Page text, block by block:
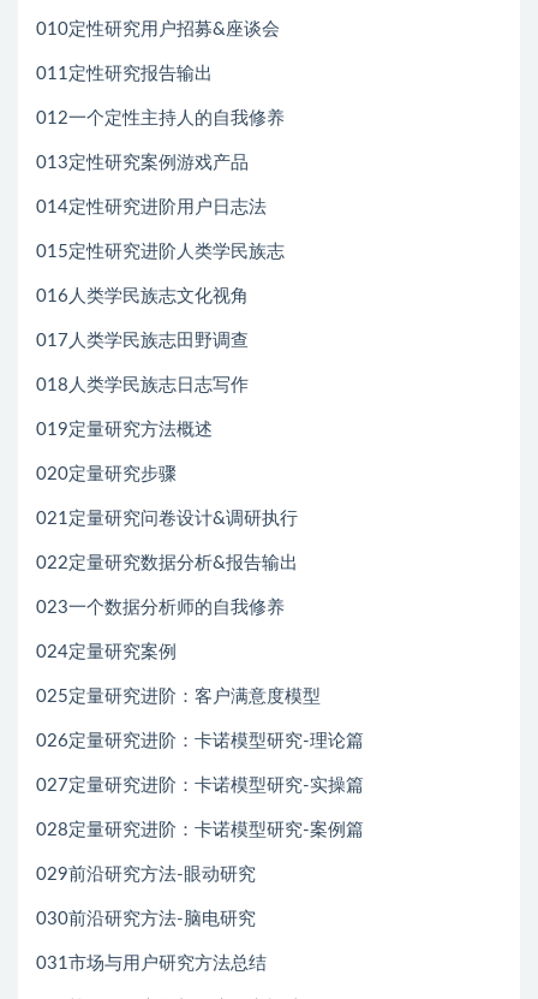
010定性研究用户招募&座谈会
011定性研究报告输出
012一个定性主持人的自我修养
013定性研究案例游戏产品
014定性研究进阶用户日志法
015定性研究进阶人类学民族志
016人类学民族志文化视角
017人类学民族志田野调查
018人类学民族志日志写作
019定量研究方法概述
020定量研究步骤
021定量研究问卷设计&调研执行
022定量研究数据分析&报告输出
023一个数据分析师的自我修养
024定量研究案例
025定量研究进阶：客户满意度模型
026定量研究进阶：卡诺模型研究-理论篇
027定量研究进阶：卡诺模型研究-实操篇
028定量研究进阶：卡诺模型研究-案例篇
029前沿研究方法-眼动研究
030前沿研究方法-脑电研究
031市场与用户研究方法总结